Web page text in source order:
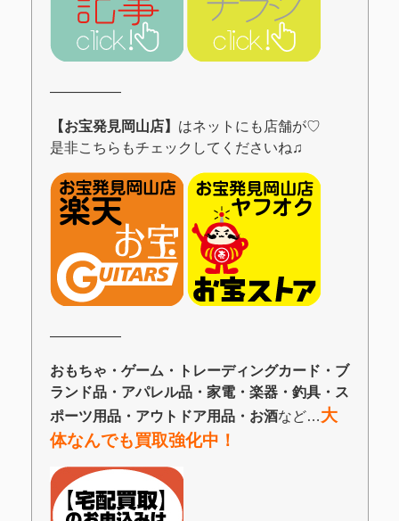
―――――
【お宝発見岡山店】 はネットにも店舗が♡
是非こちらもチェックしてくださいね♫
―――――
おもちゃ・ゲーム・トレーディングカード・ブ
ランド品・アパレル品・家電・楽器・釣具・ス
ポーツ用品・アウトドア用品・お酒など…大
体なんでも買取強化中！